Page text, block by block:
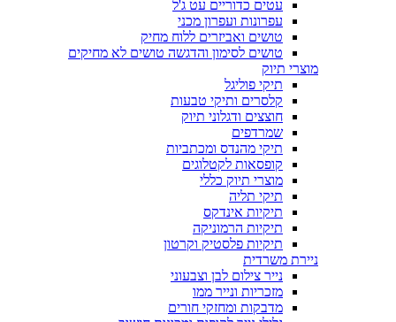
עטים כדוריים עט ג'ל
עפרונות ועפרון מכני
טושים ואביזרים ללוח מחיק
טושים לסימון והדגשה טושים לא מחיקים
מוצרי תיוק
תיקי פוליגל
קלסרים ותיקי טבעות
חוצצים ודגלוני תיוק
שמרדפים
תיקי מהנדס ומכתביות
קופסאות לקטלוגים
מוצרי תיוק כללי
תיקי תליה
תיקיות אינדקס
תיקיות הרמוניקה
תיקיות פלסטיק וקרטון
ניירת משרדית
נייר צילום לבן וצבעוני
מזכריות ונייר ממו
מדבקות ומחזקי חורים